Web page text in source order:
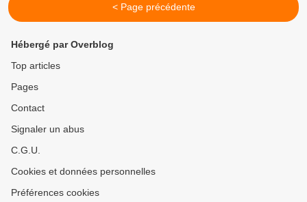
< Page précédente
Hébergé par Overblog
Top articles
Pages
Contact
Signaler un abus
C.G.U.
Cookies et données personnelles
Préférences cookies